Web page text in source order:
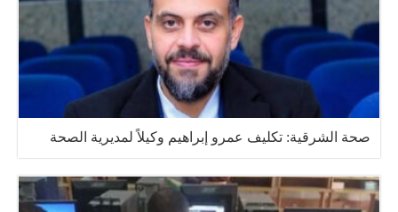
صحة الشرقية: تكليف عمرو إبراهيم وكيلاً لمديرية الصحة